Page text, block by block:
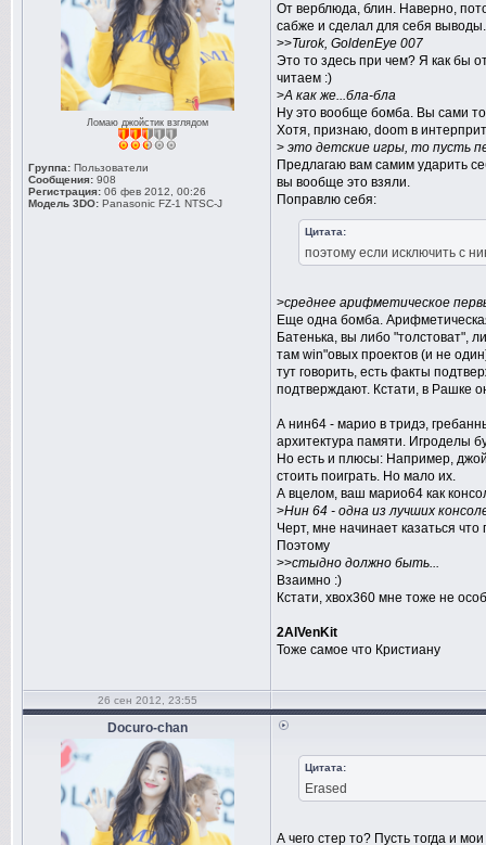
Ломаю джойстик взглядом
Группа: Пользователи
Сообщения: 908
Регистрация: 06 фев 2012, 00:26
Модель 3DO: Panasonic FZ-1 NTSC-J
От верблюда, блин. Наверно,
сабже и сделал для себя выводы.
>>Turok, GoldenEye 007
Это то здесь при чем? Я как бы
читаем :)
>А как же...бла-бла
Ну это вообще бомба. Вы сами
Хотя, признаю, doom в
> это детские игры, то пусть
Предлагаю вам самим ударить
вы вообще это взяли.
Поправлю себя:
Цитата:
поэтому если исключить с
>среднее арифметическое
Еще одна бомба.
Батенька, вы либо "толстоват",
там win"овых проектов (и не
тут говорить, есть факты
подтверждают. Кстати, в Рашке
А нин64 - марио в тридэ,
архитектура памяти. Игроделы
Но есть и плюсы: Например,
стоить поиграть. Но мало их.
А вцелом, ваш марио64 как
>Нин 64 - одна из лучших
Черт, мне начинает казаться
Поэтому
>>cтыдно должно быть...
Взаимно :)
Кстати, хвох360 мне тоже не
2AlVenKit
Тоже самое что Кристиану
26 сен 2012, 23:55
Docuro-chan
Цитата:
Erased
А чего стер то? Пусть тогда и